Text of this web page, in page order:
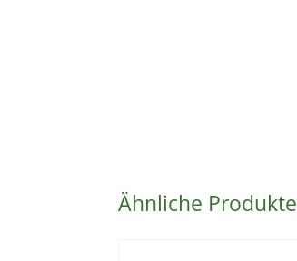
Ähnliche Produkte